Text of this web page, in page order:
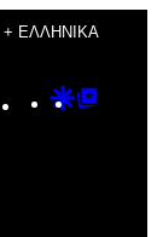
+ ΕΛΛΗΝΙΚΆ
Instagram
TikTok
YouTube
Google